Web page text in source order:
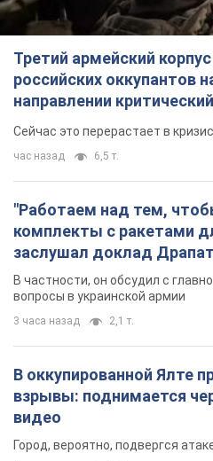
Третий армейский
российских оккупантов
направлении
удалось
Сейчас это перерастает в
час назад 6,5 т.
"Работаем над тем,
комплекты с ракетами
заслушал доклад
новых мерах
В частности, он обсудил с
вопросы в украинской армии
3 часа назад 2,1 т.
В оккупированной Ялте
взрывы: поднимается
видео
Город, вероятно, подвергся